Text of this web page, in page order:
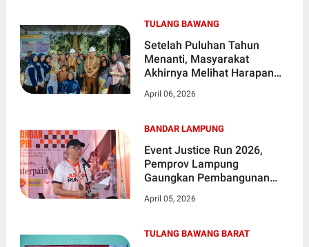
TULANG BAWANG
Setelah Puluhan Tahun
Menanti, Masyarakat
Akhirnya Melihat Harapan
Utama Yang Selama ini
April 06, 2026
BANDAR LAMPUNG
Event Justice Run 2026,
Pemprov Lampung
Gaungkan Pembangunan
Infrastruktur
April 05, 2026
TULANG BAWANG BARAT